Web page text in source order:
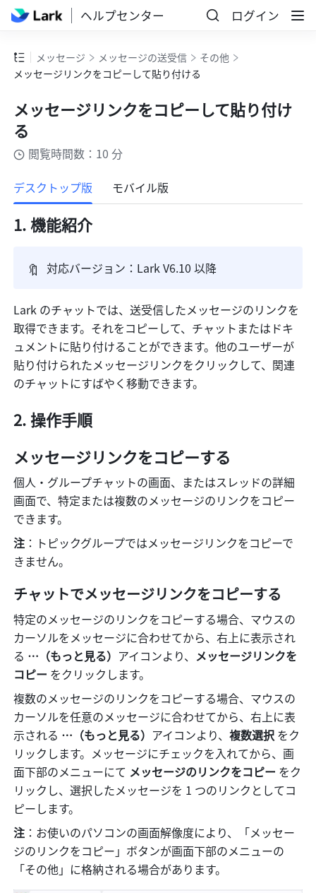
ヘルプセンター ログイン
メッセージ メッセージの送受信
その他
メッセージリンクをコピーして貼り付ける
メッセージリンクをコピーして貼り付け
る
閲覧時間数：10 分
デスクトップ版
モバイル版
機能紹介
🔖 対応バージョン：Lark V6.10 以降
Lark のチャットでは、送受信したメッセージのリンクを
取得できます。それをコピーして、チャットまたはドキ
ュメントに貼り付けることができます。他のユーザーが
貼り付けられたメッセージリンクをクリックして、関連
のチャットにすばやく移動できます。
操作手順
メッセージリンクをコピーする
個人・グループチャットの画面、またはスレッドの詳細
画面で、特定または複数のメッセージのリンクをコピー
できます。
注 ：トピックグループではメッセージリンクをコピーで
きません。
チャットでメッセージリンクをコピーする
特定のメッセージのリンクをコピーする場合、マウスの
カーソルをメッセージに合わせてから、右上に表示され
る …（もっと見る） アイコンより、 メッセージリンクを
コピー をクリックします。
複数のメッセージのリンクをコピーする場合、マウスの
カーソルを任意のメッセージに合わせてから、右上に表
示される …（もっと見る） アイコンより、複数選択 をク
リックします。メッセージにチェックを入れてから、画
面下部のメニューにて メッセージのリンクをコピー をク
リックし、選択したメッセージを 1 つのリンクとしてコ
ピーします。
注 ：お使いのパソコンの画面解像度により、「メッセー
ジのリンクをコピー」ボタンが画面下部のメニューの
「その他」に格納される場合があります。